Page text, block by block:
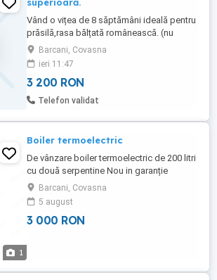
Vând o vițea de 8 săptămâni ideală pentru
prăsilă,rasa bălțată românească. (nu
răspund la mesaje)
Barcani, Covasna
ieri 11:47
3 200 RON
Telefon validat
1
Boiler termoelectric
De vânzare boiler termoelectric de 200 litri
cu două serpentine Nou in garanție
Barcani, Covasna
5 august
3 000 RON